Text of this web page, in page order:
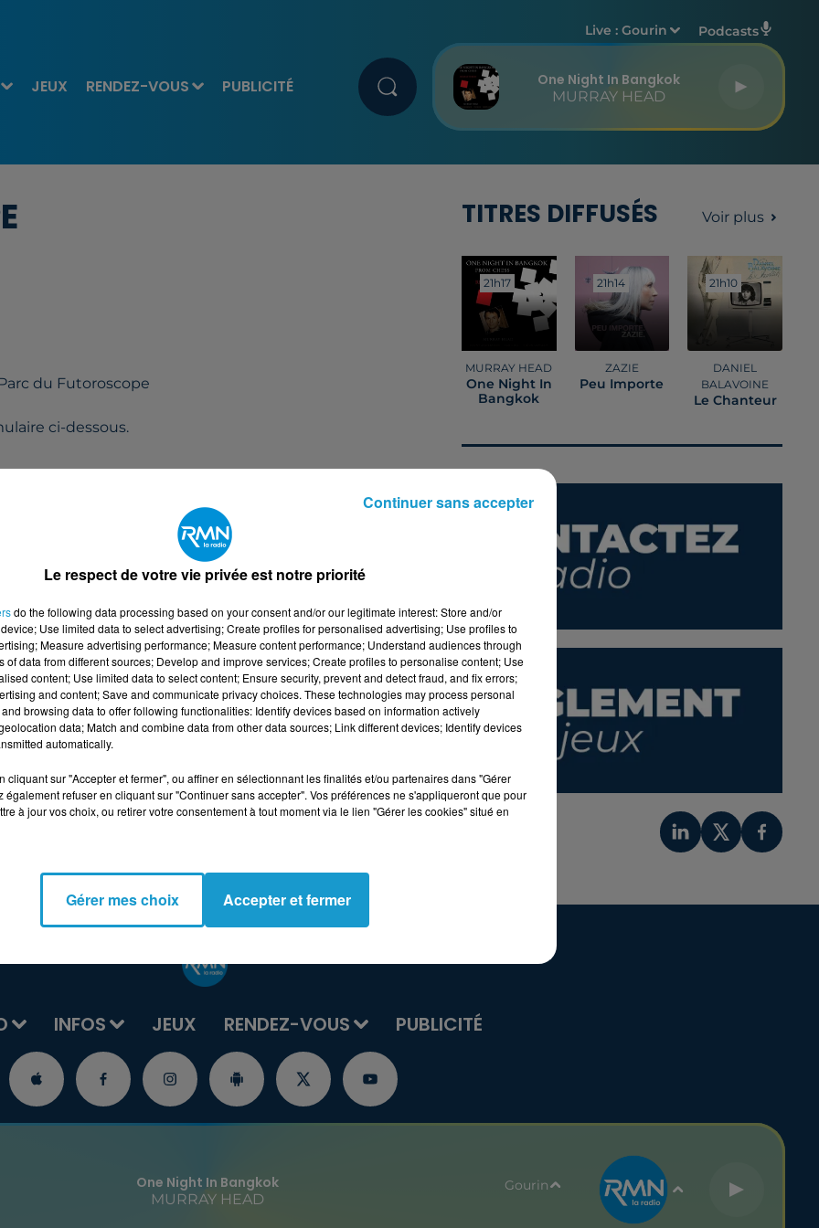
JEUX RENDEZ-VOUS PUBLICITÉ
Live :Gourin Podcasts
One Night In Bangkok
MURRAY HEAD
du Futoroscope
ci-dessous.
irrésistible : votre curiosité.
de Tornades, élue meilleure attraction au monde, et
avec Objectif Mars, vous serez propulsé à la
Et à la nuit tombée, vous rêverez les yeux grands
Vous succomberez à 40 attractions et chacun aura
»
fr/
2 jours consécutifs et accès au spectacle nocturne / une nuit à l'hôtel
TITRES DIFFUSÉS Voir plus
21h17
21h17
MURRAY HEAD
One Night In
Bangkok
21h14
21h14
ZAZIE
Peu Importe
21h10
21h10
DANIEL
BALAVOINE
Le Chanteur
INFOS JEUX RENDEZ-VOUS PUBLICITÉ
One Night In Bangkok
MURRAY HEAD
Gourin
Le respect de votre vie privée est notre priorité
do the following data processing based on your consent and/or our legitimate interest: Store and/or
Use limited data to select advertising; Create profiles for personalised advertising; Use profiles to
Measure advertising performance; Measure content performance; Understand audiences through
of data from different sources; Develop and improve services; Create profiles to personalise content; Use
content; Use limited data to select content; Ensure security, prevent and detect fraud, and fix errors;
and content; Save and communicate privacy choices. These technologies may process personal
browsing data to offer following functionalities: Identify devices based on information actively
data; Match and combine data from other data sources; Link different devices; Identify devices
automatically.
cliquant sur "Accepter et fermer", ou affiner en sélectionnant les finalités et/ou partenaires dans "Gérer
également refuser en cliquant sur "Continuer sans accepter". Vos préférences ne s'appliqueront que pour
à jour vos choix, ou retirer votre consentement à tout moment via le lien "Gérer les cookies" situé en
Gérer mes choix Accepter et fermer
Continuer sans accepter